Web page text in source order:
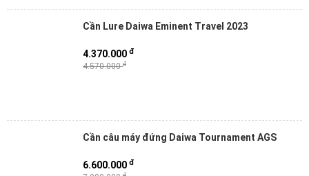
Cần Lure Daiwa Eminent Travel 2023
4.570.000đ
4.370.000 đ
Cần câu máy đứng Daiwa Tournament AGS
6.600.000 đ